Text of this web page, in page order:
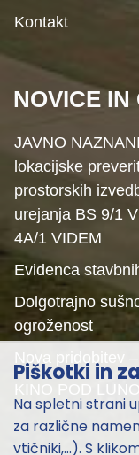
Kontakt
NOVICE
JAVNO
lokacijske
prostorskih
urejanja BS 9/1
4A/1 VIDEM
Evidenca
Dolgotrajno
ogroženost
Nova pridobitev
KINO POD
Piškotki in
Na spletni strani
za različne
vtičniki,...). S